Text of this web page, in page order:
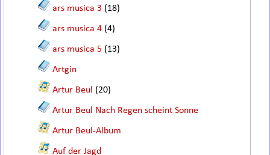
ars musica 3 (18)
ars musica 4 (4)
ars musica 5 (13)
Artgin
Artur Beul (20)
Artur Beul Nach Regen scheint Sonne
Artur Beul-Album
Auf der Jagd